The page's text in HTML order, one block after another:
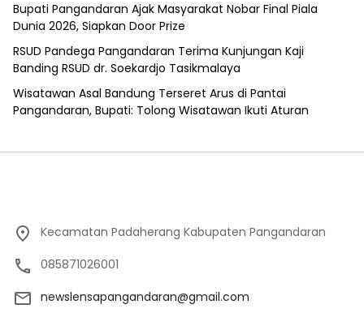
Bupati Pangandaran Ajak Masyarakat Nobar Final Piala
Dunia 2026, Siapkan Door Prize
RSUD Pandega Pangandaran Terima Kunjungan Kaji
Banding RSUD dr. Soekardjo Tasikmalaya
Wisatawan Asal Bandung Terseret Arus di Pantai
Pangandaran, Bupati: Tolong Wisatawan Ikuti Aturan
Kecamatan Padaherang Kabupaten Pangandaran
085871026001
newslensapangandaran@gmail.com